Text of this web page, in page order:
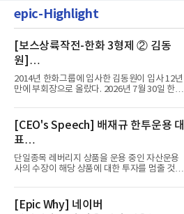
epic-Highlight
[보스상륙작전-한화 3형제 ② 김동
원]
입사 12년 만에 금융계열 수장 등극
2014년 한화그룹에 입사한 김동원이 입사 12년
만에 부회장으로 올랐다. 2026년 7월 30일 한화
[CEO's Speech] 배재규 한투운용 대
표
“개별종목 레버리지 투자 지금이라도
멈춰라”
단일종목 레버리지 상품을 운용 중인 자산운용
사의 수장이 해당 상품에 대한 투자를 멈출 것을
[Epic Why] 네이버